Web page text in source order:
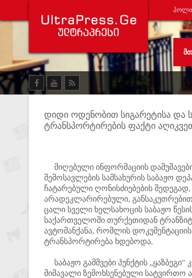
დიდი ოდენობით სიგარეტისა და
ტრანსპორტირების ფაქტი
მიღებული ინფორმაციის
შემოსავლების სამსახურის საბაჟო
ჩატარებული ღონისძიებების
არადეკლარირებული,
ცალი სველი ხელსახოცის საბაჟო
საქართველოში თურქეთიდან
ავტომანქანა, რომლის
ტრანსპორტირება ხდებოდა.
საბაჟო გამშვები პუნქტის
მიმავალი ზემოხსენებული სატვირთო